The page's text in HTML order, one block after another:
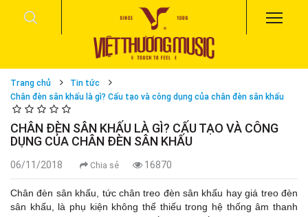
Trang chủ
Tin tức
Chân đèn sân khấu là gì? Cấu tạo và công dụng của chân đèn sân khấu
CHÂN ĐÈN SÂN KHẤU LÀ GÌ? CẤU TẠO VÀ CÔNG
DỤNG CỦA CHÂN ĐÈN SÂN KHẤU
06/11/2018 Chia sẻ 16870
Chân đèn sân khấu, tức chân treo đèn sân khấu hay giá treo đèn
sân khấu, là phụ kiện không thể thiếu trong hệ thống âm thanh